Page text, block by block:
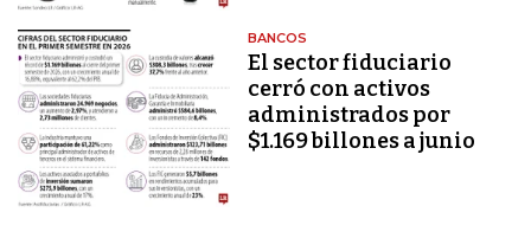
BANCOS
El sector fiduciario
cerró con activos
administrados por
$1.169 billones a junio